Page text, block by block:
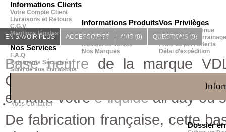
Informations Clients
Votre Compte Client
Livraisons et Retours
C.G.V
Mentions légales
Nos Services
F.A.Q
Paiements Sécurisés
Suivi de vos Livraisons
Informations Produits
Promotions
Nouveaux Produits
Meilleures Ventes
Nos Marques
Vos Privilèges
Offre de Bienvenue
Système de Parrainage
Frais de port offerts
Délai d'expédition
Nous Contacter
Dossier
EN SAVOIR PLUS ACCESSOIRES AVIS (0) QUESTIONS (0)
Base neutre de la marque
Glycérine Végétale. A mélanger
en faire votree-liquideall day ou
De fabrication française, cette